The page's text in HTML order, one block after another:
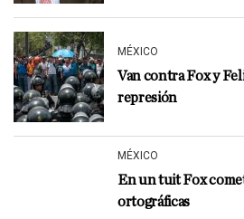
MÉXICO
Van contra Fox y
represión
MÉXICO
En un tuit Fox
ortográficas